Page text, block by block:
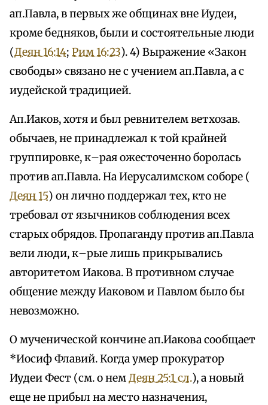
ап.Павла, в первых же общинах вне Иудеи,
кроме бедняков, были и состоятельные люди
(Деян 16:14; Рим 16:23). 4) Выражение «Закон
свободы» связано не с учением ап.Павла, а с
иудейской традицией.
Ап.Иаков, хотя и был ревнителем ветхозав.
обычаев, не принадлежал к той крайней
группировке, к–рая ожесточенно боролась
против ап.Павла. На Иерусалимском соборе (
Деян 15) он лично поддержал тех, кто не
требовал от язычников соблюдения всех
старых обрядов. Пропаганду против ап.Павла
вели люди, к–рые лишь прикрывались
авторитетом Иакова. В противном случае
общение между Иаковом и Павлом было бы
невозможно.
О мученической кончине ап.Иакова сообщает
*Иосиф Флавий. Когда умер прокуратор
Иудеи Фест (см. о немДеян 25:1 сл.), а новый
еще не прибыл на место назначения,